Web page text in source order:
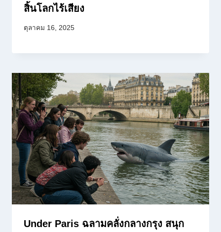
สิ้นโลกไร้เสียง
ตุลาคม 16, 2025
Under Paris ฉลามคลั่งกลางกรุง สนุก